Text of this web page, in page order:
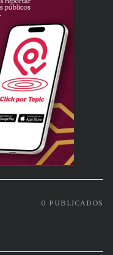
0 PUBLICADOS